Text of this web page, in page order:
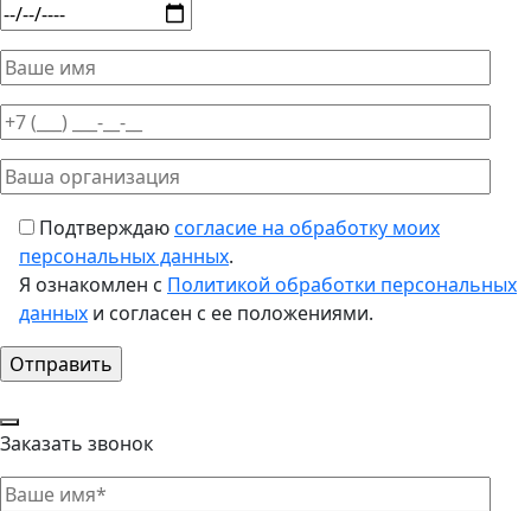
Подтверждаюсогласие на обработку моих
персональных данных.
Я ознакомлен с Политикой обработки персональных
данных и согласен с ее положениями.
Заказать звонок